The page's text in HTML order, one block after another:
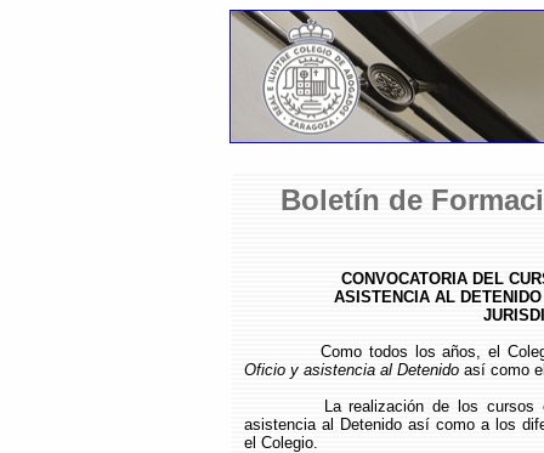
Boletín de
CONVOCATORIA DEL
ASISTENCIA AL
Como todos los años, el
Oficio y asistencia al Detenido así como
La realización de los
asistencia al Detenido así como a los
el Colegio.